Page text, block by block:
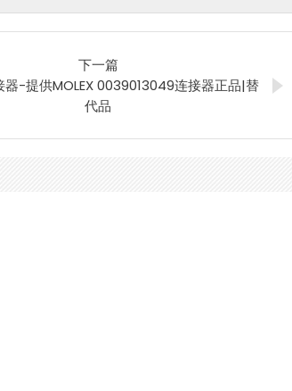
下一篇
器-提供MOLEX 0039013049连接器正品|替
代品